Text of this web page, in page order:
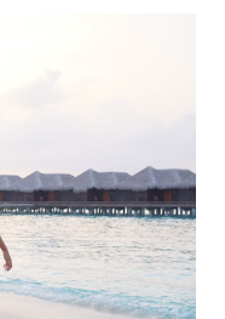
sudah masuk dalam
"menemukannya" di
di hari yang
saya dan kakak saya
Direktur Pulo Cinta.